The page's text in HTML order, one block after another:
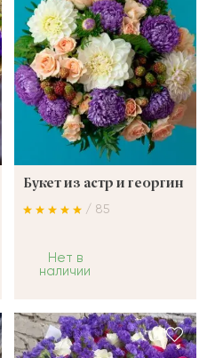
Букет из астр и георгин
/ 85
Нет в
наличии